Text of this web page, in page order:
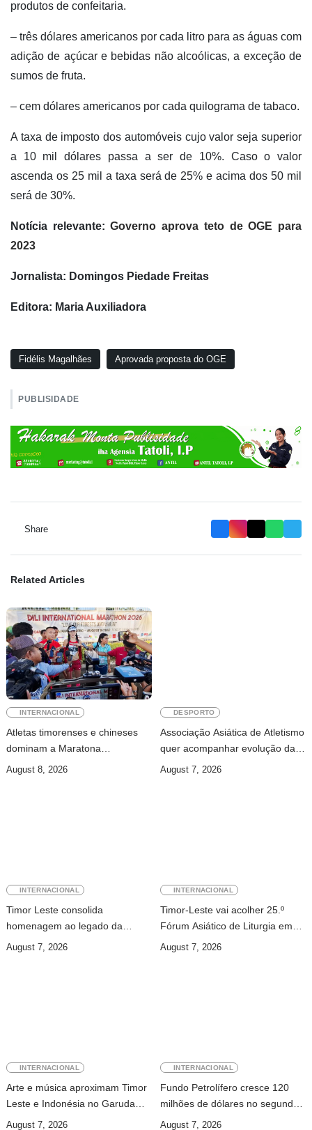
produtos de confeitaria.
– três dólares americanos por cada litro para as águas com
adição de açúcar e bebidas não alcoólicas, a exceção de
sumos de fruta.
– cem dólares americanos por cada quilograma de tabaco.
A taxa de imposto dos automóveis cujo valor seja superior
a 10 mil dólares passa a ser de 10%. Caso o valor
ascenda os 25 mil a taxa será de 25% e acima dos 50 mil
será de 30%.
Notícia relevante:Governo aprova teto de OGE para
2023
Jornalista: Domingos Piedade Freitas
Editora: Maria Auxiliadora
Fidélis Magalhães Aprovada proposta do OGE
PUBLISIDADE
Share
Related Articles
INTERNACIONAL
Atletas timorenses e chineses
dominam a Maratona
Internacional de Díli
August 8, 2026
DESPORTO
Associação Asiática de Atletismo
quer acompanhar evolução da
modalidade em Timor Leste
August 7, 2026
INTERNACIONAL
Timor Leste consolida
homenagem ao legado da
INTERFET com avanço de
August 7, 2026
INTERNACIONAL
Timor-Leste vai acolher 25.º
Fórum Asiático de Liturgia em
setembro
August 7, 2026
INTERNACIONAL
Arte e música aproximam Timor
Leste e Indonésia no Garuda
Sakti Crossborder Fest 2026
August 7, 2026
INTERNACIONAL
Fundo Petrolífero cresce 120
milhões de dólares no segundo
trimestre
August 7, 2026